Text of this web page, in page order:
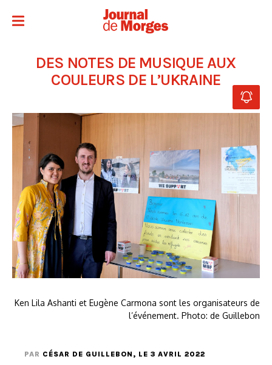
DES NOTES DE MUSIQUE AUX
COULEURS DE L’UKRAINE
Ken Lila Ashanti et Eugène Carmona sont les organisateurs de
l’événement. Photo: de Guillebon
PAR CÉSAR DE GUILLEBON , LE 3 AVRIL 2022